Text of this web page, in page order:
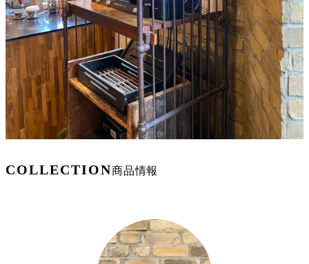
COLLECTION商品情報